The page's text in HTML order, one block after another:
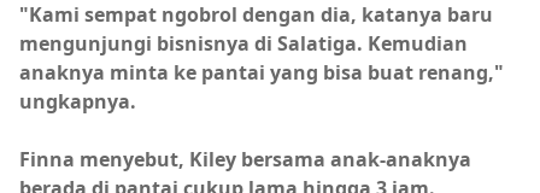
"Kami sempat ngobrol dengan dia, katanya baru
mengunjungi bisnisnya di Salatiga. Kemudian
anaknya minta ke pantai yang bisa buat renang,"
ungkapnya.
Finna menyebut, Kiley bersama anak-anaknya